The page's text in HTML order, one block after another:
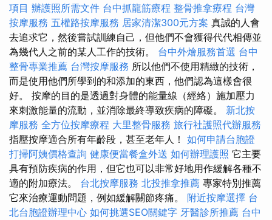
項目 辦護照所需文件 台中抓龍筋療程 整骨推拿療程 台灣
按摩服務 五權路按摩服務 居家清潔300元方案 真誠的人會
去追求它，然後嘗試訓練自己，但他們不會獲得代代相傳並
為幾代人之前的某人工作的技術。 台中外燴服務首選 台中
整骨專業推薦 台灣按摩服務 所以他們不使用精緻的技術，
而是使用他們所學到的和添加的東西，他們認為這樣會很
好。 按摩的目的是透過對身體的能量線（經絡）施加壓力
來刺激能量的流動，並消除最終導致疾病的障礙。 新北按
摩服務 全方位按摩療程 大里整骨服務 旅行社護照代辦服務
指壓按摩適合所有年齡段，甚至老年人！ 如何申請台胞證
打掃阿姨價格查詢 健康便當餐盒外送 如何辦理護照 它主要
具有預防疾病的作用，但它也可以非常好地用作緩解各種不
適的附加療法。 台北按摩服務 北投推拿推薦 專家特別推薦
它來治療運動問題，例如緩解關節疼痛。 附近按摩選擇 台
北台胞證辦理中心 如何挑選SEO關鍵字 牙醫診所推薦 台中